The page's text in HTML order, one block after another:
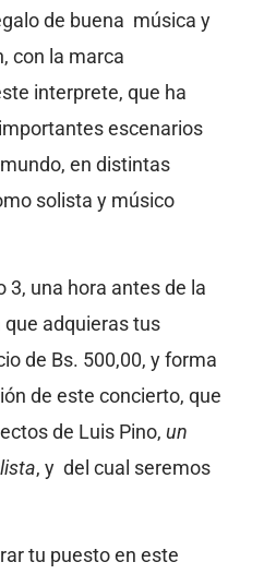
de buena música y
con la marca
interprete, que ha
escenarios
en distintas
solista y músico
3, una hora antes de la
adquieras tus
de Bs. 500,00, y forma
de este concierto, que
de Luis Pino, un
, y del cual seremos
tu puesto en este